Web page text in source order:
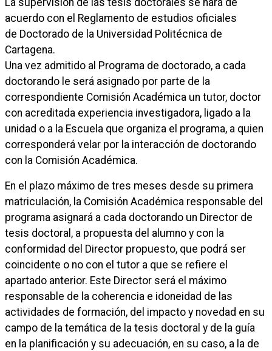
La supervisión de las tesis doctorales se hará de
acuerdo con el Reglamento de estudios oficiales
de Doctorado de la Universidad Politécnica de
Cartagena.
Una vez admitido al Programa de doctorado, a cada
doctorando le será asignado por parte de la
correspondiente Comisión Académica un tutor, doctor
con acreditada experiencia investigadora, ligado a la
unidad o a la Escuela que organiza el programa, a quien
corresponderá velar por la interacción de doctorando
con la Comisión Académica.
En el plazo máximo de tres meses desde su primera
matriculación, la Comisión Académica responsable del
programa asignará a cada doctorando un Director de
tesis doctoral, a propuesta del alumno y con la
conformidad del Director propuesto, que podrá ser
coincidente o no con el tutor a que se refiere el
apartado anterior. Este Director será el máximo
responsable de la coherencia e idoneidad de las
actividades de formación, del impacto y novedad en su
campo de la temática de la tesis doctoral y de la guía
en la planificación y su adecuación, en su caso, a la de